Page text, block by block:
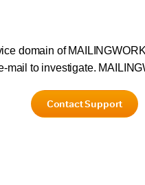
domain of
mail to investigate.
Contact Support